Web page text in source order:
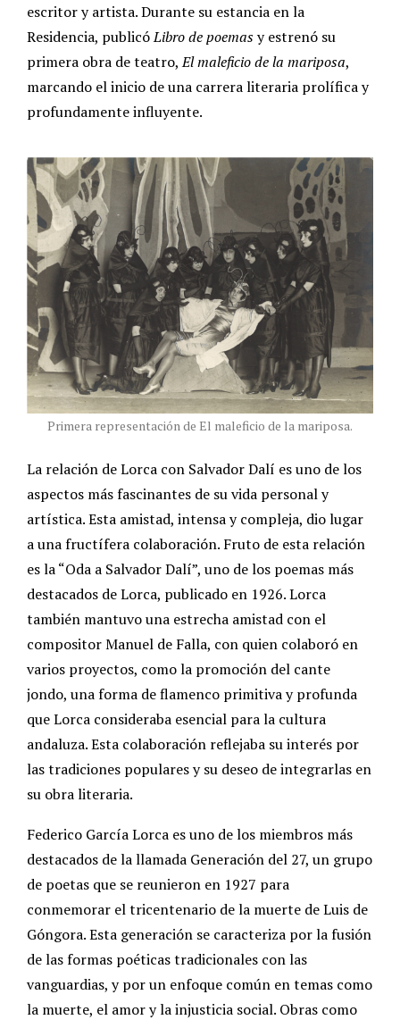
escritor y artista. Durante su estancia en la
Residencia, publicóLibro de poemasy estrenó su
primera obra de teatro,El maleficio de la mariposa,
marcando el inicio de una carrera literaria prolífica y
profundamente influyente.
Primera representación de El maleficio de la mariposa.
La relación de Lorca con Salvador Dalí es uno de los
aspectos más fascinantes de su vida personal y
artística. Esta amistad, intensa y compleja, dio lugar
a una fructífera colaboración. Fruto de esta relación
es la “Oda a Salvador Dalí”, uno de los poemas más
destacados de Lorca, publicado en 1926. Lorca
también mantuvo una estrecha amistad con el
compositor Manuel de Falla, con quien colaboró en
varios proyectos, como la promoción del cante
jondo, una forma de flamenco primitiva y profunda
que Lorca consideraba esencial para la cultura
andaluza. Esta colaboración reflejaba su interés por
las tradiciones populares y su deseo de integrarlas en
su obra literaria.
Federico García Lorca es uno de los miembros más
destacados de la llamada Generación del 27, un grupo
de poetas que se reunieron en 1927 para
conmemorar el tricentenario de la muerte de Luis de
Góngora. Esta generación se caracteriza por la fusión
de las formas poéticas tradicionales con las
vanguardias, y por un enfoque común en temas como
la muerte, el amor y la injusticia social. Obras como